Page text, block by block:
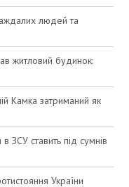
людей та
житловий будинок:
Камка затриманий як
ЗСУ ставить під сумнів
України